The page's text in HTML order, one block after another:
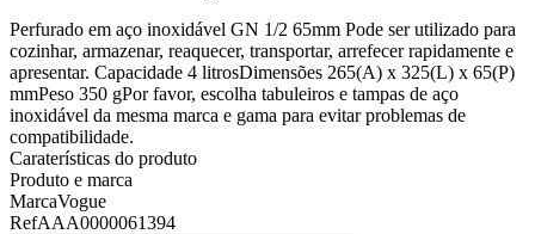
Perfurado em aço inoxidável GN 1/2 65mm Pode ser utilizado para
cozinhar, armazenar, reaquecer, transportar, arrefecer rapidamente e
apresentar. Capacidade 4 litrosDimensões 265(A) x 325(L) x 65(P)
mmPeso 350 gPor favor, escolha tabuleiros e tampas de aço
inoxidável da mesma marca e gama para evitar problemas de
compatibilidade.
Caraterísticas do produto
Produto e marca
MarcaVogue
RefAAA0000061394